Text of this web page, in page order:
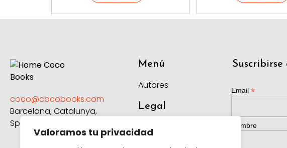
Valoramos tu privacidad
coco@cocobooks.com
Barcelona, Catalunya,
Spain
Menú
Autores
Legal
Aviso Legal
Email *
Nombre